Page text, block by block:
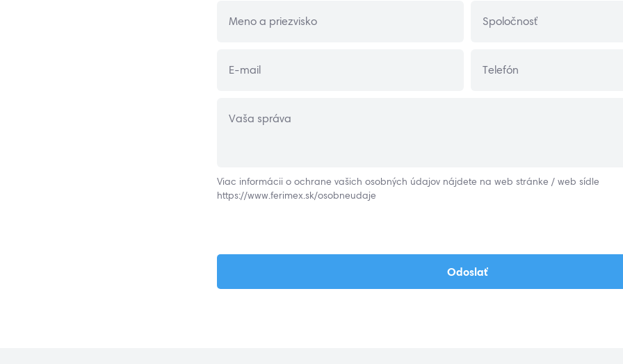
Meno a priezvisko Spoločnosť
E-mail Telefón
Vaša správa
Viac informácii o ochrane vašich osobných údajov nájdete na web stránke / web sídle
https://www.ferimex.sk/osobneudaje
Odoslať